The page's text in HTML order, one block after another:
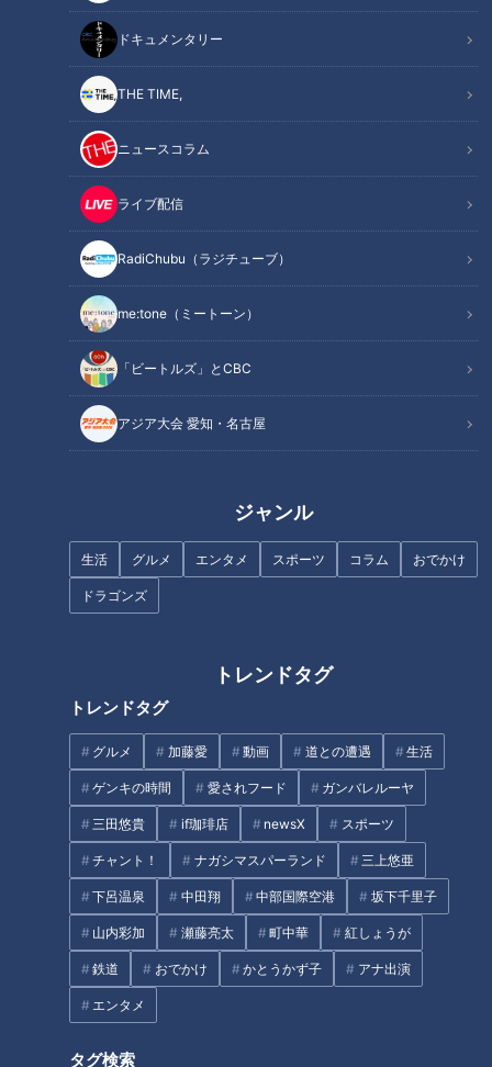
ドキュメンタリー
THE TIME,
ニュースコラム
ライブ配信
RadiChubu（ラジチューブ）
me:tone（ミートーン）
「ビートルズ」とCBC
アジア大会 愛知・名古屋
ジャンル
生活 グルメ エンタメ スポーツ コラム おでかけ
ドラゴンズ
トレンドタグ
トレンドタグ
グルメ 加藤愛 動画 道との遭遇 生活
ゲンキの時間 愛されフード ガンバレルーヤ
三田悠貴 if珈琲店 newsX スポーツ
チャント！ ナガシマスパーランド 三上悠亜
下呂温泉 中田翔 中部国際空港 坂下千里子
山内彩加 瀬藤亮太 町中華 紅しょうが
鉄道 おでかけ かとうかず子 アナ出演
エンタメ
タグ検索
この記事を見たあなたへのおすすめ
ゲームクリエイター・マヂラブ
野田も脱帽！ 野田ゲーにスカ
ウトか！？ 愛知県屈指の進学
校『滝学園』先進技術研究部に
マヂラブが向かった！
名物のタコが取れない？海水温
師が仕掛けるブランド化戦略
新緑を満喫できる“絶景ブラン
コ”！？毎日クリスマス気分にな
れるツリーハウスも…東海の最
マヂラブ、神回なるか!? 部員3
人、廃部の危機！ 三重県『桑名
ゴルフ女子がコロナ禍で急増
「スポットワーク」
生活 チャント！ 寺坂頼我
番組紹介
チャント！
OMATSURIちゃん
身近な生活情報から芸能、どこよりも詳しい天気情報などなど、東
海3県にとことん寄り添う新しい報道・情報番組。毎週月～金曜 午
後3:49～5:50放送（金曜は午後4:50～5:50放送）。